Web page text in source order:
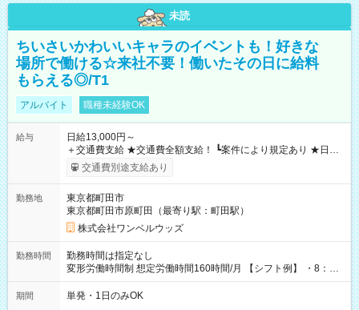
未読
ちいさいかわいいキャラのイベントも！好きな
場所で働ける☆来社不要！働いたその日に給料
もらえる◎/T1
アルバイト 職種未経験OK
給与
日給13,000円～
＋交通費支給 ★交通費全額支給！ ┗案件により規定あり ★日払
いOK！（規定あり） ┗働いたその日に現金GET♪ お仕事後はコ
ンビニATMから 日払い分を引き落とせます！ 【試用期間】試
交通費別途支給あり
勤務地
東京都町田市
東京都町田市原町田（最寄り駅：町田駅）
株式会社ワンベルウッズ
勤務時間
勤務時間は指定なし
変形労働時間制 想定労働時間160時間/月 【シフト例】 ・8：00
～21：00
期間 単発・1日のみOK